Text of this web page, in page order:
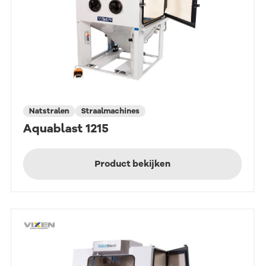
Natstralen Straalmachines
Aquablast 1215
Product bekijken